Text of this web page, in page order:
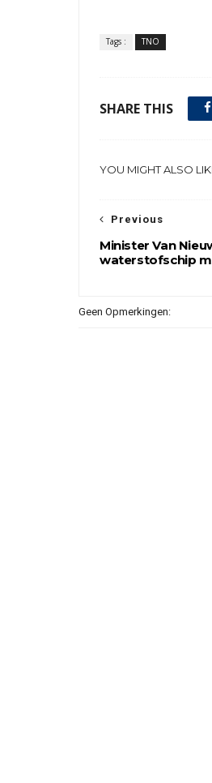
Tags : TNO
SHARE THIS
YOU MIGHT ALSO
Previous
Minister Van
waterstofschip
Geen Opmerkingen: